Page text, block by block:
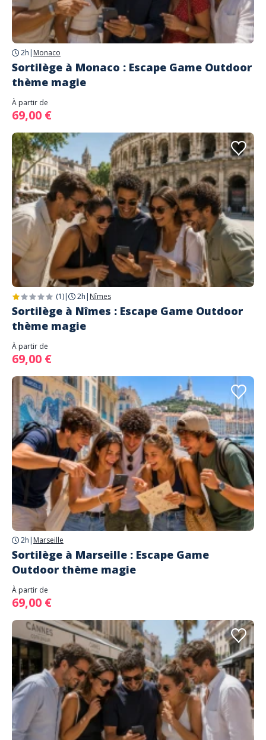
2h | Monaco
Sortilège à Monaco : Escape Game Outdoor
thème magie
À partir de
69,00 €
(1)| 2h | Nîmes
Sortilège à Nîmes : Escape Game Outdoor
thème magie
À partir de
69,00 €
2h | Marseille
Sortilège à Marseille : Escape Game
Outdoor thème magie
À partir de
69,00 €